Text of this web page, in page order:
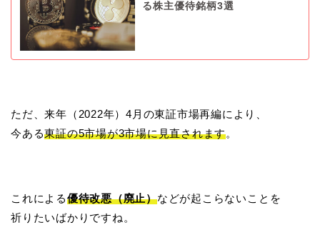
る株主優待銘柄3選
ただ、来年（2022年）4月の東証市場再編により、
今ある東証の5市場が3市場に見直されます。
これによる優待改悪（廃止）などが起こらないことを
祈りたいばかりですね。